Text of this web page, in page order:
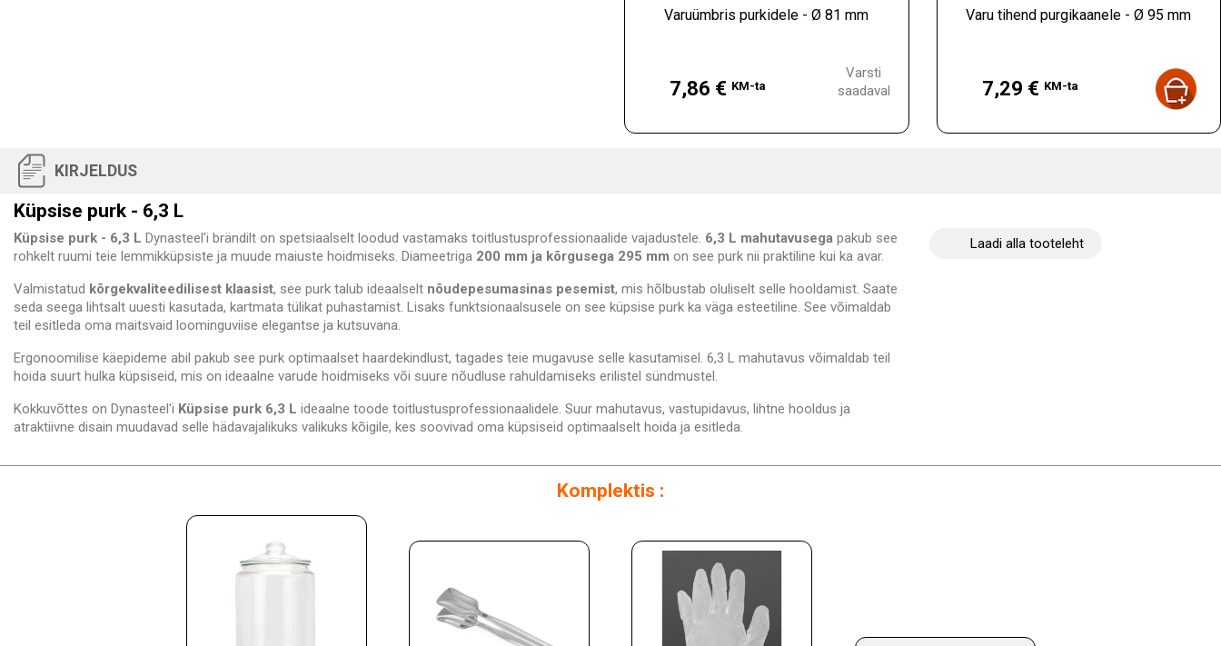
Varuümbris purkidele - Ø 81 mm
7,86 € KM-ta
Varsti
saadaval
Varu tihend purgikaanele - Ø 95 mm
7,29 € KM-ta
KIRJELDUS
Küpsise purk - 6,3 L
Küpsise purk - 6,3 L Dynasteel'i brändilt on spetsiaalselt loodud vastamaks toitlustusprofessionaalide vajadustele. 6,3 L mahutavusega pakub see
rohkelt ruumi teie lemmikküpsiste ja muude maiuste hoidmiseks. Diameetriga 200 mm ja kõrgusega 295 mm on see purk nii praktiline kui ka avar.
Valmistatud kõrgekvaliteedilisest klaasist, see purk talub ideaalselt nõudepesumasinas pesemist, mis hõlbustab oluliselt selle hooldamist. Saate
seda seega lihtsalt uuesti kasutada, kartmata tülikat puhastamist. Lisaks funktsionaalsusele on see küpsise purk ka väga esteetiline. See võimaldab
teil esitleda oma maitsvaid loominguviise elegantse ja kutsuvana.
Ergonoomilise käepideme abil pakub see purk optimaalset haardekindlust, tagades teie mugavuse selle kasutamisel. 6,3 L mahutavus võimaldab teil
hoida suurt hulka küpsiseid, mis on ideaalne varude hoidmiseks või suure nõudluse rahuldamiseks erilistel sündmustel.
Kokkuvõttes on Dynasteel'i Küpsise purk 6,3 L ideaalne toode toitlustusprofessionaalidele. Suur mahutavus, vastupidavus, lihtne hooldus ja
atraktiivne disain muudavad selle hädavajalikuks valikuks kõigile, kes soovivad oma küpsiseid optimaalselt hoida ja esitleda.
Laadi alla tooteleht
Komplektis :